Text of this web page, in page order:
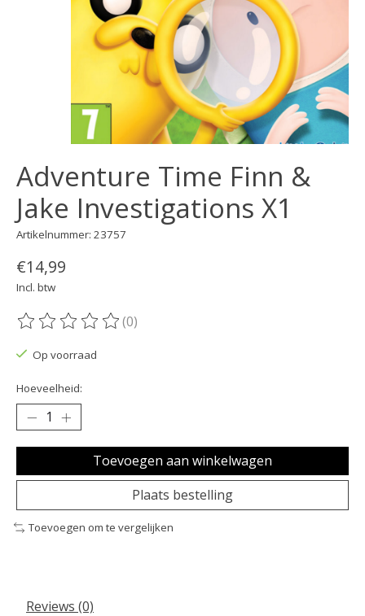
Adventure Time Finn &
Jake Investigations X1
Artikelnummer: 23757
€14,99
Incl. btw
De beoordeling van dit product is
(0)
Op voorraad
Hoeveelheid:
Toevoegen aan winkelwagen
Plaats bestelling
Toevoegen om te vergelijken
Reviews (0)